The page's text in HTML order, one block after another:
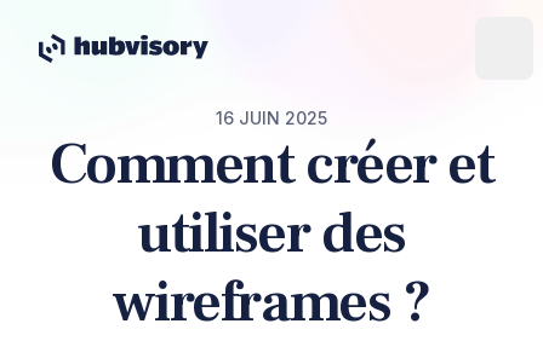
16 JUIN 2025
Comment créer et
utiliser des
wireframes ?